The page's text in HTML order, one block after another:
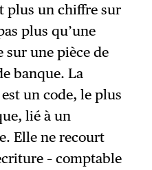
plus un chiffre sur
plus qu’une
sur une pièce de
banque. La
un code, le plus
lié à un
Elle ne recourt
– comptable